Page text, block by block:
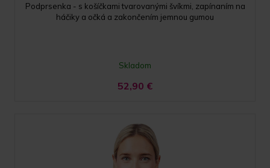
Podprsenka - s košíčkami tvarovanými švíkmi, zapínaním na
háčiky a očká a zakončením jemnou gumou
Skladom
52,90 €